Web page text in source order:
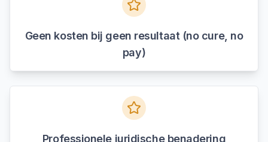
Geen kosten bij geen resultaat (no cure, no
pay)
Professionele juridische benadering